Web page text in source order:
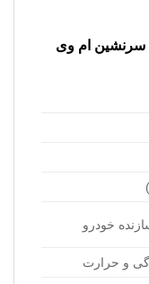
سرنشین ام وی
خودرو
و حرارت